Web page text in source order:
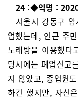
24 :◆익명 :
서울시 강동구
업했는데, 인근 주
노래방을 이용했다
당시에는 폐업신고
지 않았고, 종업원
하긴 했지만, 자신